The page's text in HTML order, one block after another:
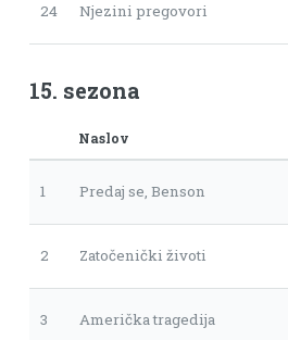
24 Njezini pregovori
15. sezona
Naslov
1 Predaj se, Benson
2 Zatočenički životi
3 Američka tragedija